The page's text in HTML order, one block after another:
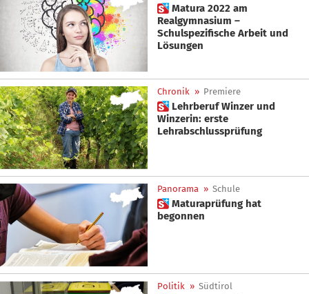
 Matura 2022 am
Realgymnasium –
Schulspezifische Arbeit und
Lösungen
Chronik » Premiere
 Lehrberuf Winzer und
Winzerin: erste
Lehrabschlussprüfung
Panorama » Schule
 Maturaprüfung hat
begonnen
Politik » Südtirol